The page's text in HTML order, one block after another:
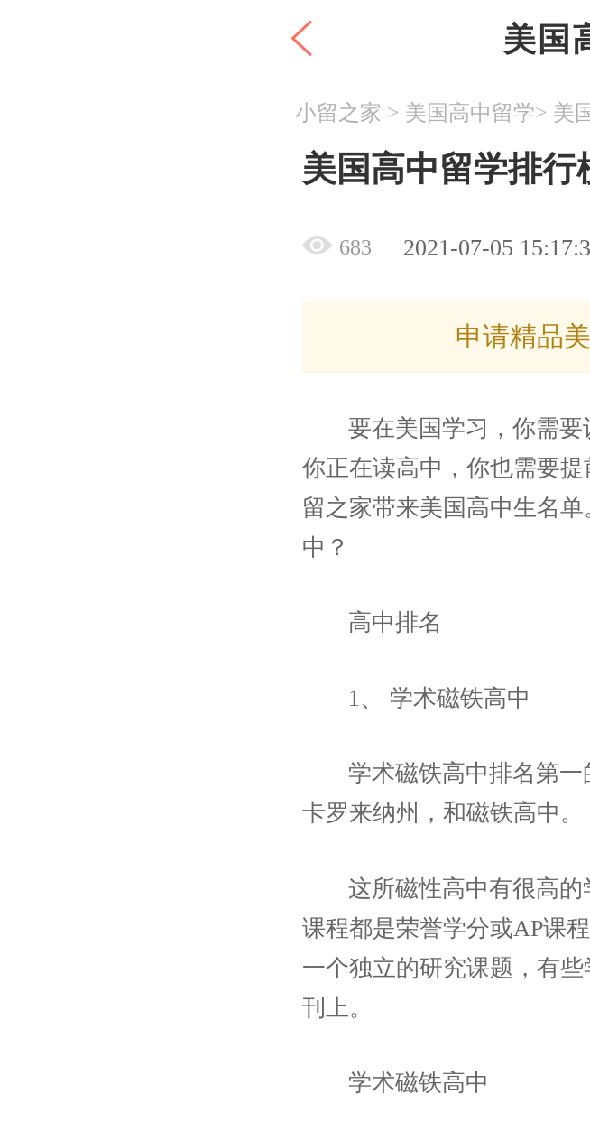
美国
小留之家 > 美国高中留学> 美
美国高中留学排行
683 2021-07-05
申请精品
要在美国学习，你需
你正在读高中，你也需要
留之家带来美国高中生名
中？
高中排名
1、 学术磁铁高中
学术磁铁高中排名第
卡罗来纳州，和磁铁高中。
这所磁性高中有很高
课程都是荣誉学分或AP课
一个独立的研究课题，有
刊上。
学术磁铁高中